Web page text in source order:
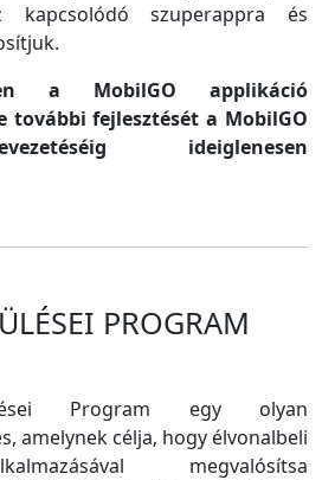
szuperappra és
a MobilGO applikáció
további fejlesztését a MobilGO
ideiglenesen
PROGRAM
Program egy olyan
amelynek célja, hogy élvonalbeli
megvalósítsa